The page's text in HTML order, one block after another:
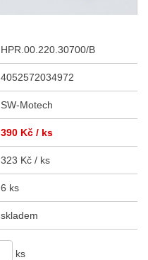
HPR.00.220.30700/B
4052572034972
SW-Motech
390 Kč / ks
323 Kč / ks
6 ks
skladem
ks